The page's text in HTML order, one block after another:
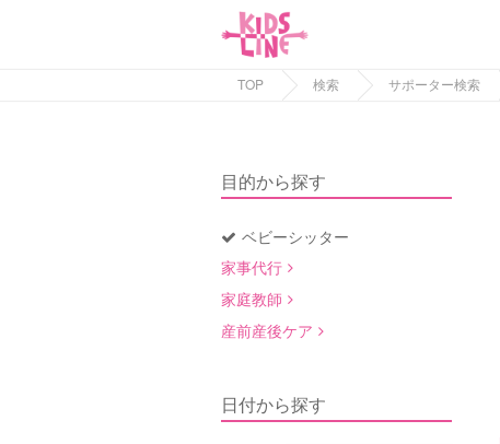
TOP 検索 サポーター検索
目的から探す
ベビーシッター
家事代行
家庭教師
産前産後ケア
日付から探す